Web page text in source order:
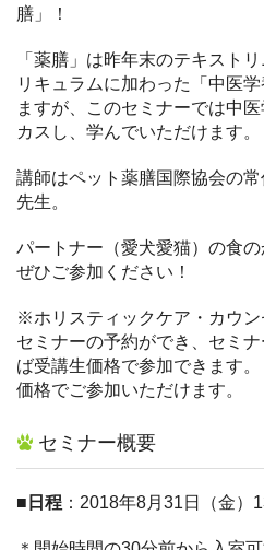
膳」！
「薬膳」は昨年末のテキスト
リキュラムに加わった「中医
ますが、このセミナーでは中
カスし、学んでいただけます。
講師はペット薬膳国際協会の
先生。
パートナー（愛犬愛猫）の食の
ぜひご参加ください！
※ホリスティックケア・カウ
セミナーの予約ができ、セミ
ば受講生価格で参加できます
価格でご参加いただけます。
セミナー概要
■日程 ：2018年8月31日（金）